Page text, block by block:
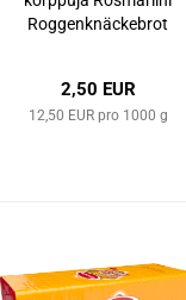
Rog­gen­k­nä­cke­brot
2,50 EUR
12,50 EUR pro 1000 g